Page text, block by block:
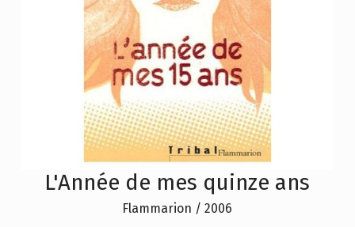
L'Année de mes quinze ans
Flammarion / 2006